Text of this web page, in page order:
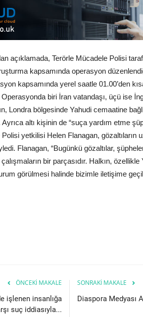
açıklamada, Terörle Mücadele Polisi
kapsamında operasyon
kapsamında yerel saatle 01.00’den
Operasyonda biri İran vatandaşı, üçü ise
Londra bölgesinde Yahudi cemaatine
altı kişinin de “suça yardım etme
yetkilisi Helen Flanagan, gözaltıların
Flanagan, “Bugünkü gözaltılar,
bir parçasıdır. Halkın,
görülmesi halinde bizimle iletişime
ÖNCEKI MAKALE
işlenen insanlığa
suç iddiasıyla...
SONRAKI MAKALE
Diaspora Medyası